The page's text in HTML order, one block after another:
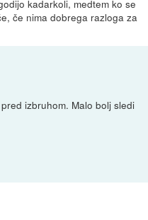
kadarkoli, medtem ko se
če nima dobrega razloga za
izbruhom. Malo bolj sledi